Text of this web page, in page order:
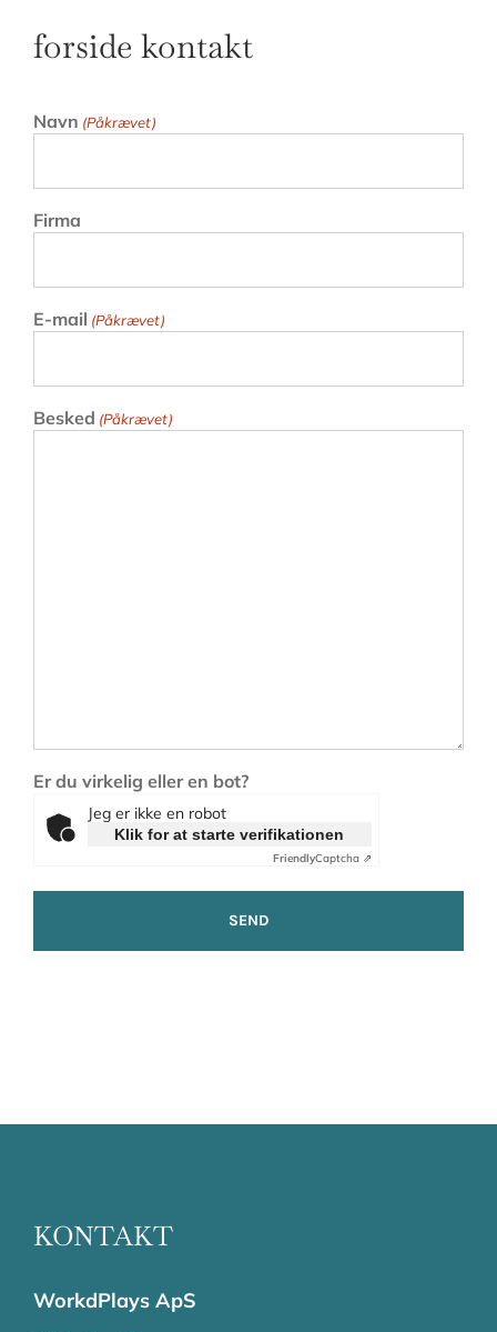
forside kontakt
Navn (Påkrævet)
Firma
E-mail (Påkrævet)
Besked (Påkrævet)
Er du virkelig eller en bot?
Jeg er ikke en robot
Klik for at starte verifikationen
FriendlyCaptcha ⇗
KONTAKT
WorkdPlays ApS